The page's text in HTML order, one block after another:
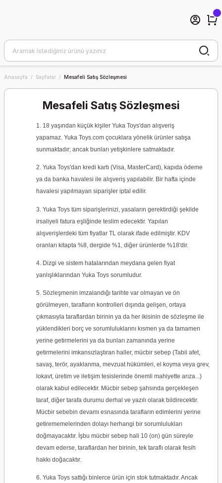
Anasayfa Sayfalar Mesafeli Satış Sözleşmesi
Mesafeli Satış Sözleşmesi
1. 18 yaşından küçük kişiler Yuka Toys'dan alışveriş
yapamaz. Yuka Toys.com çocuklara yönelik ürünler satışa
sunmaktadır; ancak bunları yetişkinlere satmaktadır.
2. Yuka Toys'dan kredi kartı (Visa, MasterCard), kapıda ödeme
ya da banka havalesi ile alışveriş yapılabilir. Bir hafta içinde
havalesi yapılmayan siparişler iptal edilir.
3. Yuka Toys tüm siparişlerinizi, yasaların gerektirdiği şekilde
irsaliyeli fatura eşliğinde teslim edecektir. Yapılan
alışverişlerdeki tüm fiyatlar TL olarak ifade edilmiştir. KDV
oranları kitapta %8, dergide %1, diğer ürünlerde %18'dir.
4. Dizgi ve sistem hatalarından meydana gelen fiyat
yanlışlıklarından Yuka Toys sorumludur.
5. Sözleşmenin imzalandığı tarihte var olmayan ve ön
görülmeyen, tarafların kontrolleri dışında gelişen, ortaya
çıkmasıyla taraflardan birinin ya da her ikisinin de sözleşme ile
yüklendikleri borç ve sorumluluklarını kısmen ya da tamamen
yerine getirmelerini ya da bunları zamanında yerine
getirmelerini imkansızlaştıran haller, mücbir sebep (Tabii afet,
savaş, terör, ayaklanma, mevzuat hükümleri, el koyma veya grev,
lokavt, üretim ve iletişim tesislerinde önemli mahiyette arıza...)
olarak kabul edilecektir. Mücbir sebep şahsında gerçekleşen
taraf, diğer tarafa durumu derhal ve yazılı olarak bildirecektir.
Mücbir sebebin devamı esnasında tarafların edimlerini yerine
getirememelerinden dolayı herhangi bir sorumlulukları
doğmayacaktır. İşbu mücbir sebep hali 10 (on) gün süreyle
devam ederse, taraflardan her birinin, tek taraflı olarak fesih
hakkı doğacaktır.
6. Yuka Toys sattığı binlerce ürün için stok tutmaktadır. Ancak